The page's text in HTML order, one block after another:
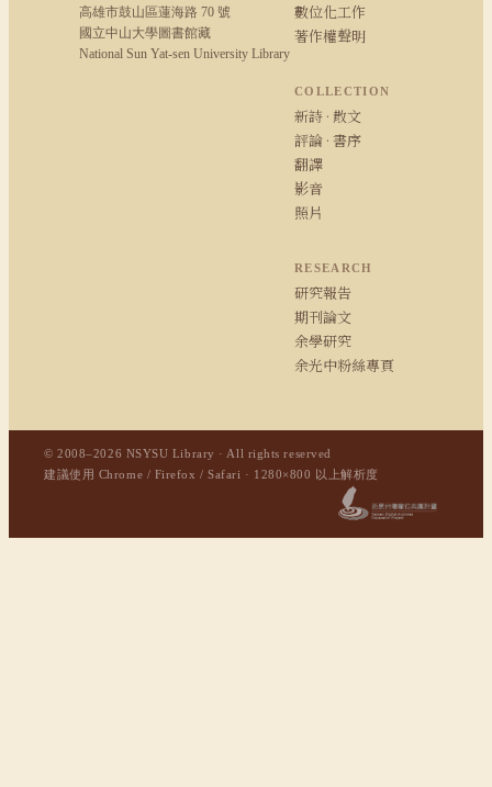
高雄市鼓山區蓮海路 70 號
國立中山大學圖書館藏
National Sun Yat-sen University Library
數位化工作
著作權聲明
COLLECTION
新詩 · 散文
評論 · 書序
翻譯
影音
照片
RESEARCH
研究報告
期刊論文
余學研究
余光中粉絲專頁
© 2008–2026 NSYSU Library · All rights reserved
建議使用 Chrome / Firefox / Safari · 1280×800 以上解析度